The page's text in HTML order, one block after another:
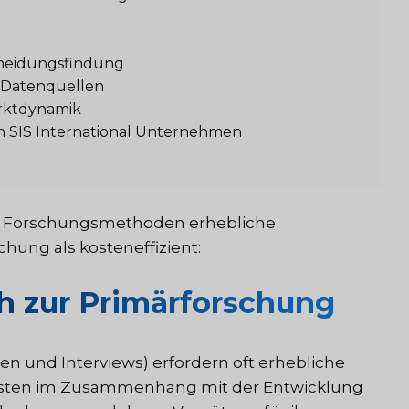
SIS International Unternehmen
erhebliche
als kosteneffizient:
zur Primärforschung
und Interviews) erfordern oft erhebliche
im Zusammenhang mit der Entwicklung